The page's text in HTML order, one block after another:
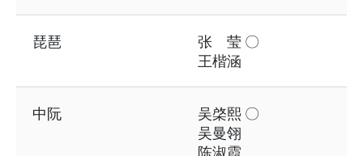
琵琶
张 莹 〇
王楷涵
中阮
吴棨熙 〇
吴曼翎
陈淑霞